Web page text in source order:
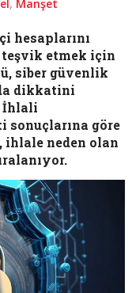
, Manşet
hesaplarını
etmek için
siber güvenlik
dikkatini
İhlali
sonuçlarına göre
ihlale neden olan